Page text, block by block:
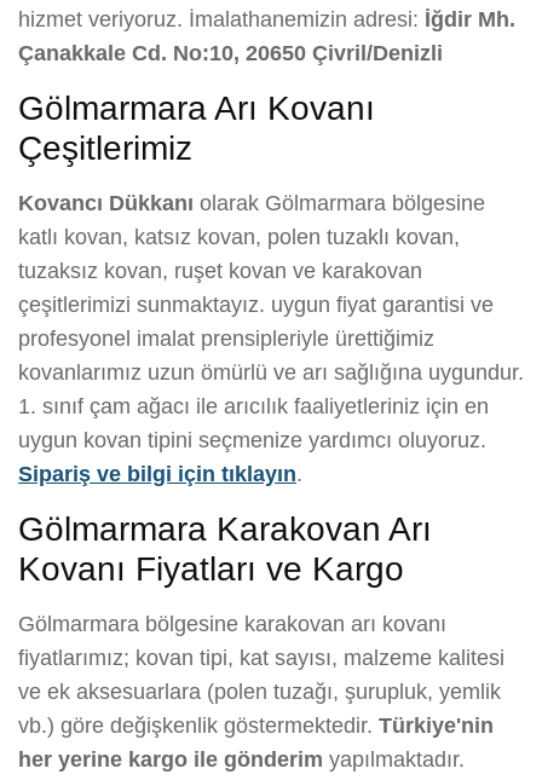
hizmet veriyoruz. İmalathanemizin adresi: İğdir Mh.
Çanakkale Cd. No:10, 20650 Çivril/Denizli
Gölmarmara Arı Kovanı
Çeşitlerimiz
Kovancı Dükkanı olarak Gölmarmara bölgesine
katlı kovan, katsız kovan, polen tuzaklı kovan,
tuzaksız kovan, ruşet kovan ve karakovan
çeşitlerimizi sunmaktayız. uygun fiyat garantisi ve
profesyonel imalat prensipleriyle ürettiğimiz
kovanlarımız uzun ömürlü ve arı sağlığına uygundur.
1. sınıf çam ağacı ile arıcılık faaliyetleriniz için en
uygun kovan tipini seçmenize yardımcı oluyoruz.
Sipariş ve bilgi için tıklayın.
Gölmarmara Karakovan Arı
Kovanı Fiyatları ve Kargo
Gölmarmara bölgesine karakovan arı kovanı
fiyatlarımız; kovan tipi, kat sayısı, malzeme kalitesi
ve ek aksesuarlara (polen tuzağı, şurupluk, yemlik
vb.) göre değişkenlik göstermektedir. Türkiye'nin
her yerine kargo ile gönderim yapılmaktadır.